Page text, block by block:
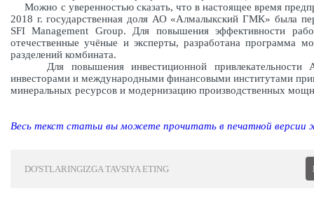
модернизацию и расширение имеющихся мощностей,
продукции с высокой добавленной стоимостью,
Можно с уверенностью сказать, что в настоящее
развития. В августе 2018 г. государственная доля
управление иностранной компании SFI Management
были привлечены ведущие зарубежные и
модернизации и реконст­рукции основных структурных
Для повышения инвестиционной привлекательности
обеспечивает оценку минеральных ресурсов и
международному кодексу JORC.
Весь текст статьи вы можете прочитать в печатной версии